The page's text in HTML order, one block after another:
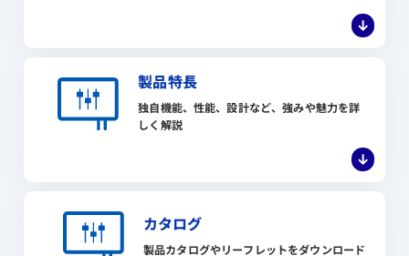
↓
製品特長
独自機能、性能、設計など、強みや魅力を詳
しく解説
↓
カタログ
製品カタログやリーフレットをダウンロード